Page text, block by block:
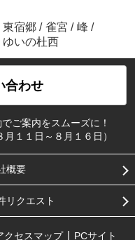
東宿郷 / 雀宮 / 峰 /
ゆいの杜西
合わせ
ご案内をスムーズに！
１１日～８月１６日）
概要
リクエスト
クセスマップ PCサイト